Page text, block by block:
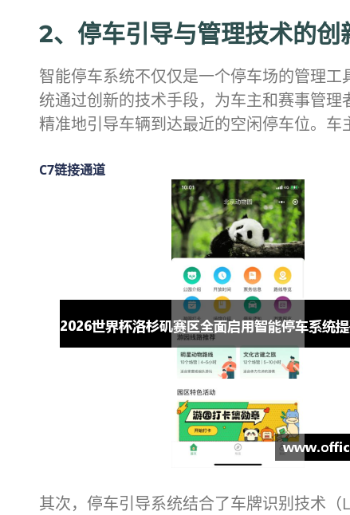
2、停车引导与管理技术的创
智能停车系统不仅仅是一个停车场的管理
统通过创新的技术手段，为车主和赛事管
精准地引导车辆到达最近的空闲停车位。车
C7链接通道
其次，停车引导系统结合了车牌识别技术